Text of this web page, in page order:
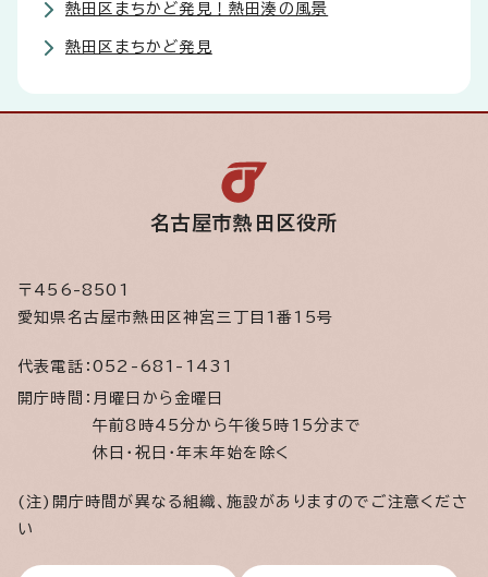
熱田区まちかど発見！熱田湊の風景
熱田区まちかど発見
名古屋市熱田区役所
〒456-8501
愛知県名古屋市熱田区神宮三丁目1番15号
代表電話： 052-681-1431
開庁時間： 月曜日から金曜日
午前8時45分から午後5時15分まで
休日・祝日・年末年始を除く
(注)開庁時間が異なる組織、施設がありますのでご注意くださ
い